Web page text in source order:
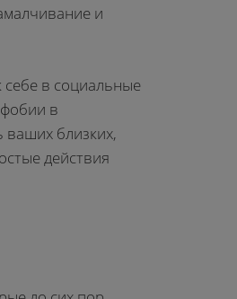
и
себе в социальные
в
ваших близких,
действия